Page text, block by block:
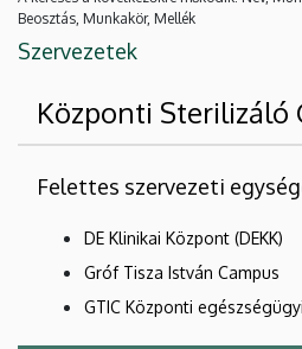
Beosztás, Munkakör, Mellék
Szervezetek
Központi Sterilizáló
Felettes szervezeti
DE Klinikai Központ (DEKK)
Gróf Tisza István Campus
GTIC Központi